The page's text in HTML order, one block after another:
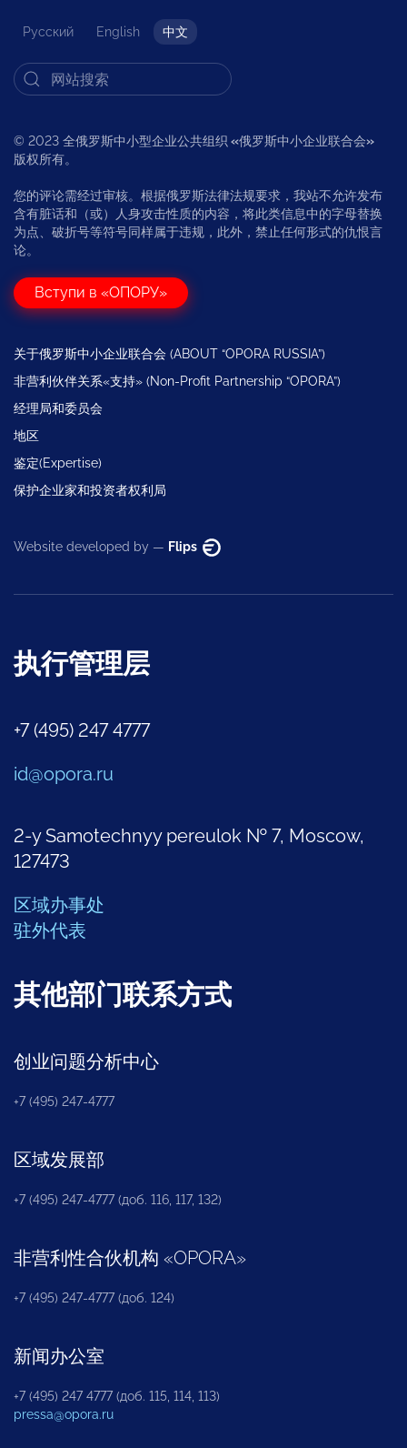
Русский English 中文
© 2023 全俄罗斯中小型企业公共组织 «俄罗斯中小企业联合会»
版权所有。
您的评论需经过审核。根据俄罗斯法律法规要求，我站不允许发布
含有脏话和（或）人身攻击性质的内容，将此类信息中的字母替换
为点、破折号等符号同样属于违规，此外，禁止任何形式的仇恨言
论。
Вступи в «ОПОРУ»
关于俄罗斯中小企业联合会 (ABOUT “OPORA RUSSIA”)
非营利伙伴关系«支持» (Non-Profit Partnership “OPORA”)
经理局和委员会
地区
鉴定(Expertise)
保护企业家和投资者权利局
Website developed by — Flips
执行管理层
+7 (495) 247 4777
id@opora.ru
2-y Samotechnyy pereulok № 7, Moscow,
127473
区域办事处
驻外代表
其他部门联系方式
创业问题分析中心
+7 (495) 247-4777
区域发展部
+7 (495) 247-4777 (доб. 116, 117, 132)
非营利性合伙机构 «OPORA»
+7 (495) 247-4777 (доб. 124)
新闻办公室
+7 (495) 247 4777 (доб. 115, 114, 113)
pressa@opora.ru